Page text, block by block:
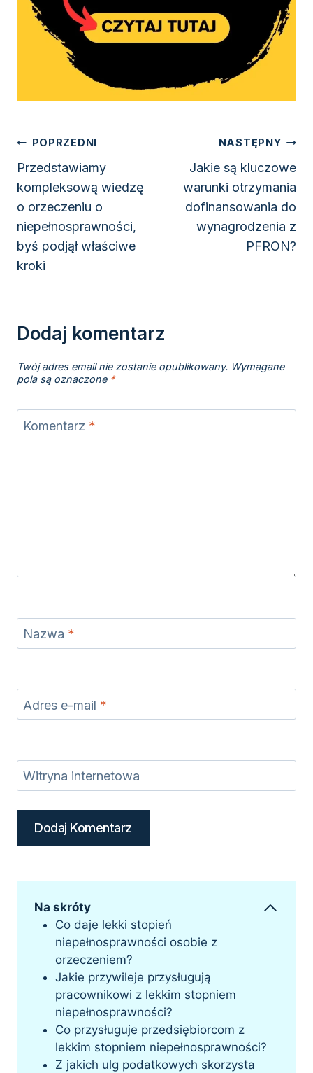
Nawigacja
wpisu
POPRZEDNI
Przedstawiamy
kompleksową wiedzę
o orzeczeniu o
niepełnosprawności,
byś podjął właściwe
kroki
NASTĘPNY
Jakie są kluczowe
warunki otrzymania
dofinansowania do
wynagrodzenia z
PFRON?
Dodaj komentarz
Twój adres email nie zostanie opublikowany. Wymagane
pola są oznaczone *
Komentarz *
Nazwa *
Adres e-mail *
Witryna internetowa
Na skróty
Co daje lekki stopień
niepełnosprawności osobie z
orzeczeniem?
Jakie przywileje przysługują
pracownikowi z lekkim stopniem
niepełnosprawności?
Co przysługuje przedsiębiorcom z
lekkim stopniem niepełnosprawności?
Z jakich ulg podatkowych skorzysta